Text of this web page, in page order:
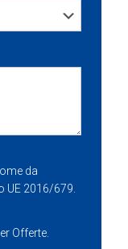
da
UE 2016/679.
Offerte.